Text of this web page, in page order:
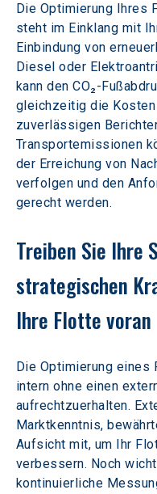
Die Optimierung Ihres
steht im Einklang mit
Einbindung von
Diesel oder
kann den CO₂-
gleichzeitig die
zuverlässigen
Transportemissionen
der Erreichung von
verfolgen und den
gerecht werden.
Treiben Sie Ihre
strategischen
Ihre Flotte voran
Die Optimierung
intern ohne einen
aufrechtzuerhalten.
Marktkenntnis,
Aufsicht mit, um Ihr
verbessern. Noch
kontinuierliche